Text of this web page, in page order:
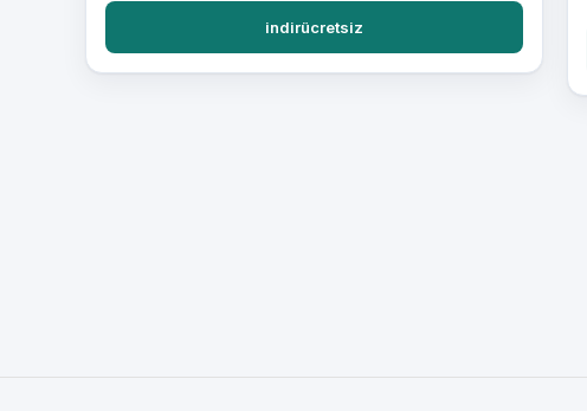
indirücretsiz